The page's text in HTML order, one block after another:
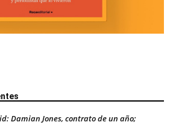
Damian Jones, contrato de un año;